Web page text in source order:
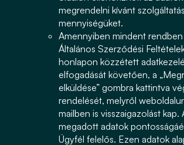
megrendelni kívánt
mennyiségüket.
Amennyiben mindent rendben
Általános Szerződési
honlapon közzétett
elfogadását követően, a
elküldése” gombra kattintva
rendelését, melyről
mailben is visszaigazolást kap.
megadott adatok
Ügyfél felelős. Ezen adatok